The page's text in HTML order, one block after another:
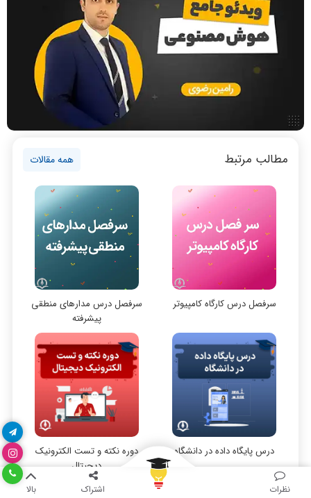
نظرات اشتراک بالا
نظر رتبه 8 کنکور 1400
نظر رتبه 2: معماری کامپیوتر و منطقی
نظر رتبه 19: تدریس و فن بیان عالی
است
فیلم‌ها بی نظیر بود نظر رتبه 45: کیفیت فیلم ها خوب بودن
ادامه تحصیل در رشته کامپیوتر
آمادگی برای کنکور
دانشگاه ها
اخبار آزمون ها
برنامه نویسی
مقاله نویسی
بلاکچین
پایگاه داده
الکترونیک دیجیتال
سیستم عامل
نظریه زبانها
سیگنال و سیستمها
مطالب مرتبط همه مقالات
سرفصل درس کارگاه کامپیوتر
سرفصل درس مدارهای منطقی
پیشرفته
درس پایگاه داده در دانشگاه
دوره نکته و تست الکترونیک
دیجیتال